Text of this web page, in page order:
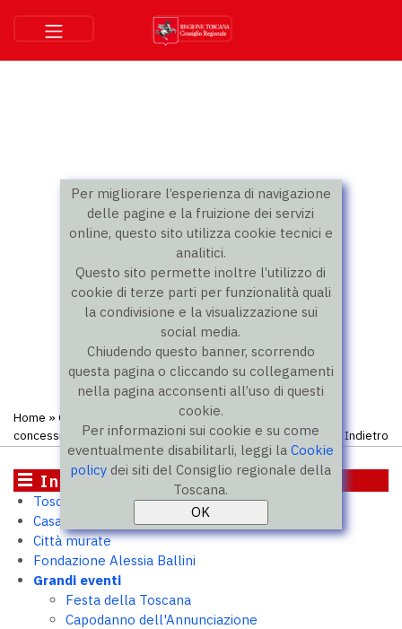
Per migliorare l’esperienza di navigazione
delle pagine e la fruizione dei servizi
online, questo sito utilizza cookie tecnici e
analitici.
Questo sito permette inoltre l’utilizzo di
cookie di terze parti per funzionalità quali
la condivisione e la visualizzazione sui
social media.
Chiudendo questo banner, scorrendo
questa pagina o cliccando su collegamenti
nella pagina acconsenti all’uso di questi
cookie.
Per informazioni sui cookie e su come
eventualmente disabilitarli, leggi laCookie
policy dei siti del Consiglio regionale della
Toscana.
Home » Grandi eventi Giornata dell’Europa
concessione
Indietro
Iniziative
Toscana 2050
Casa Toscana. Outpost per PMI
Città murate
Fondazione Alessia Ballini
Grandi eventi
Festa della Toscana
Capodanno dell'Annunciazione